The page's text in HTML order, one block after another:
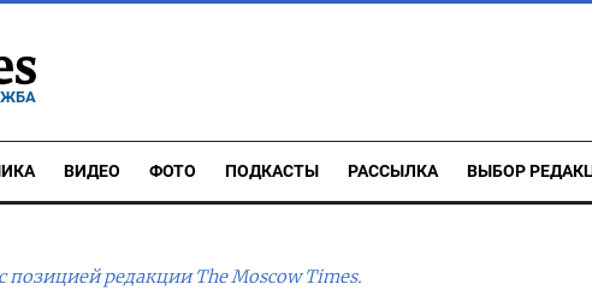
ВИДЕО ФОТО ПОДКАСТЫ РАССЫЛКА ВЫБОР
редакции The Moscow Times.